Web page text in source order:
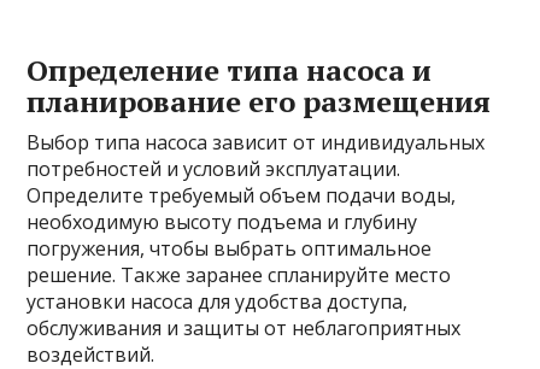
Определение типа насоса и
планирование его размещения
Выбор типа насоса зависит от индивидуальных
потребностей и условий эксплуатации.
Определите требуемый объем подачи воды,
необходимую высоту подъема и глубину
погружения, чтобы выбрать оптимальное
решение. Также заранее спланируйте место
установки насоса для удобства доступа,
обслуживания и защиты от неблагоприятных
воздействий.